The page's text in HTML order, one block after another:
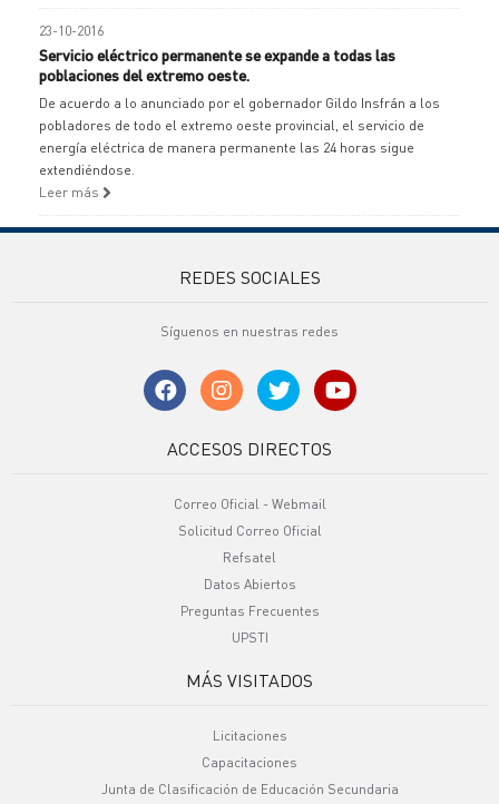
23-10-2016
Servicio eléctrico permanente se expande a todas las
poblaciones del extremo oeste.
De acuerdo a lo anunciado por el gobernador Gildo Insfrán a los
pobladores de todo el extremo oeste provincial, el servicio de
energía eléctrica de manera permanente las 24 horas sigue
extendiéndose.
Leer más
REDES SOCIALES
Síguenos en nuestras redes
ACCESOS DIRECTOS
Correo Oficial - Webmail
Solicitud Correo Oficial
Refsatel
Datos Abiertos
Preguntas Frecuentes
UPSTI
MÁS VISITADOS
Licitaciones
Capacitaciones
Junta de Clasificación de Educación Secundaria